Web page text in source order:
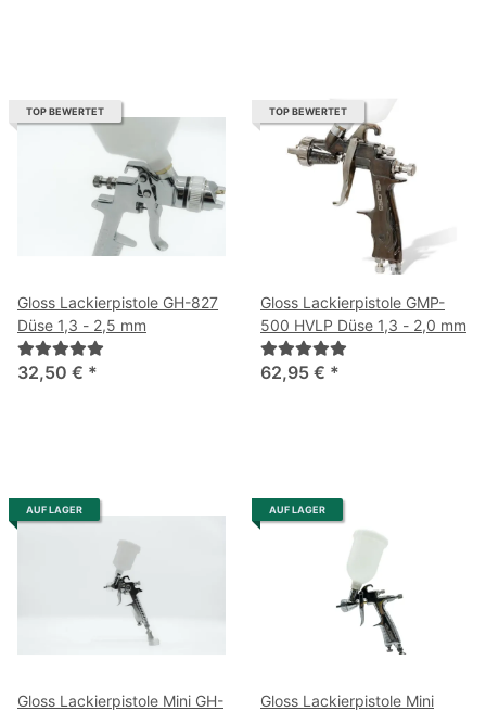
TOP BEWERTET
Gloss Lackierpistole GH-827
Düse 1,3 - 2,5 mm
32,50 € *
TOP BEWERTET
Gloss Lackierpistole GMP-
500 HVLP Düse 1,3 - 2,0 mm
62,95 € *
AUF LAGER
Gloss Lackierpistole Mini GH-
AUF LAGER
Gloss Lackierpistole Mini